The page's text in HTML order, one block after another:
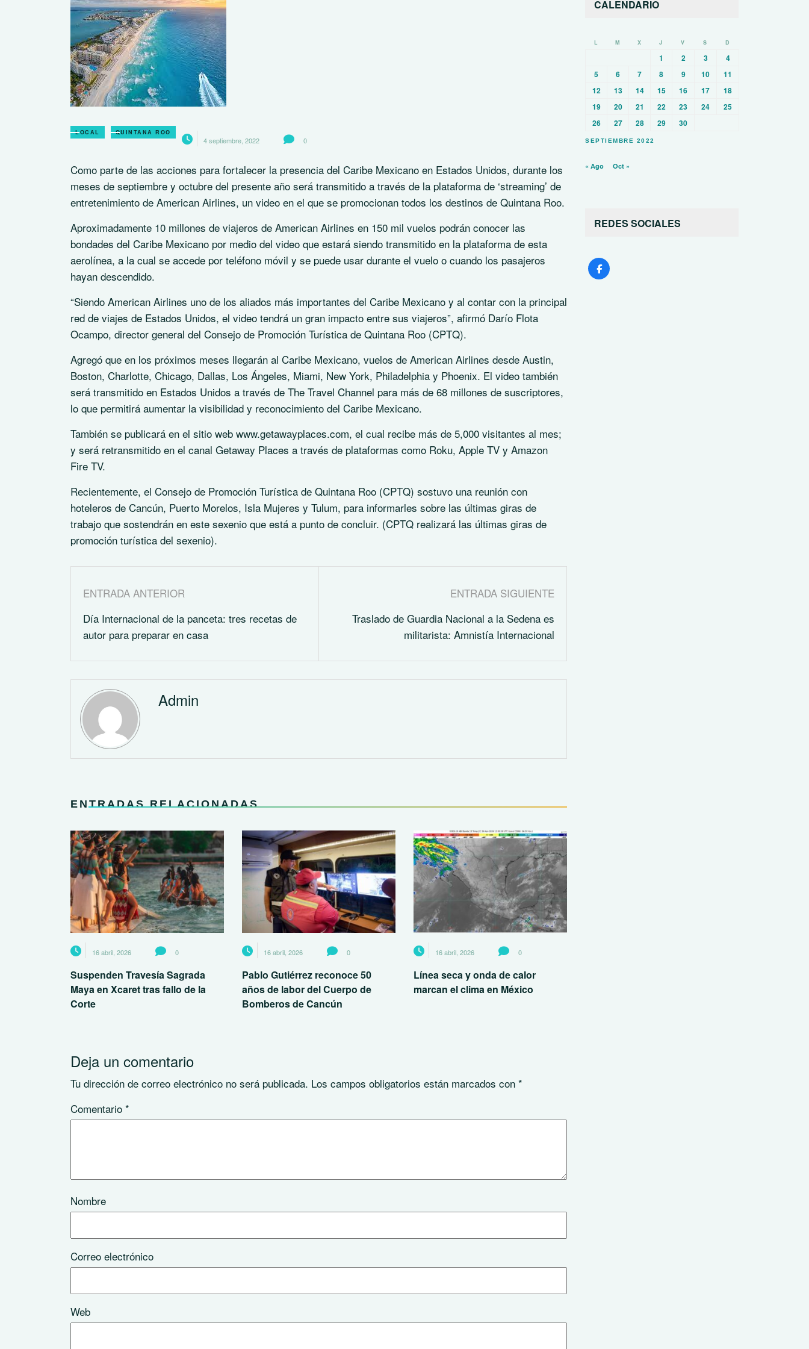
LOCAL QUINTANA ROO
4 septiembre, 2022 0
Como parte de las acciones para fortalecer la presencia del Caribe Mexicano en Estados Unidos, durante los
meses de septiembre y octubre del presente año será transmitido a través de la plataforma de ‘streaming’ de
entretenimiento de American Airlines, un video en el que se promocionan todos los destinos de Quintana Roo.
Aproximadamente 10 millones de viajeros de American Airlines en 150 mil vuelos podrán conocer las
bondades del Caribe Mexicano por medio del video que estará siendo transmitido en la plataforma de esta
aerolínea, a la cual se accede por teléfono móvil y se puede usar durante el vuelo o cuando los pasajeros
hayan descendido.
“Siendo American Airlines uno de los aliados más importantes del Caribe Mexicano y al contar con la principal
red de viajes de Estados Unidos, el video tendrá un gran impacto entre sus viajeros”, afirmó Darío Flota
Ocampo, director general del Consejo de Promoción Turística de Quintana Roo (CPTQ).
Agregó que en los próximos meses llegarán al Caribe Mexicano, vuelos de American Airlines desde Austin,
Boston, Charlotte, Chicago, Dallas, Los Ángeles, Miami, New York, Philadelphia y Phoenix. El video también
será transmitido en Estados Unidos a través de The Travel Channel para más de 68 millones de suscriptores,
lo que permitirá aumentar la visibilidad y reconocimiento del Caribe Mexicano.
También se publicará en el sitio web www.getawayplaces.com, el cual recibe más de 5,000 visitantes al mes;
y será retransmitido en el canal Getaway Places a través de plataformas como Roku, Apple TV y Amazon
Fire TV.
Recientemente, el Consejo de Promoción Turística de Quintana Roo (CPTQ) sostuvo una reunión con
hoteleros de Cancún, Puerto Morelos, Isla Mujeres y Tulum, para informarles sobre las últimas giras de
trabajo que sostendrán en este sexenio que está a punto de concluir. (CPTQ realizará las últimas giras de
promoción turística del sexenio).
ENTRADA ANTERIOR
Día Internacional de la panceta: tres recetas de
autor para preparar en casa
ENTRADA SIGUIENTE
Traslado de Guardia Nacional a la Sedena es
militarista: Amnistía Internacional
Admin
ENTRADAS RELACIONADAS
16 abril, 2026 0
Suspenden Travesía Sagrada
Maya en Xcaret tras fallo de la
Corte
16 abril, 2026 0
Pablo Gutiérrez reconoce 50
años de labor del Cuerpo de
Bomberos de Cancún
16 abril, 2026 0
Línea seca y onda de calor
marcan el clima en México
Deja un comentario
Tu dirección de correo electrónico no será publicada. Los campos obligatorios están marcados con *
Comentario *
Nombre
Correo electrónico
Web
CALENDARIO
SEPTIEMBRE 2022
L M X J V S D
1 2 3
4
5
6 7 8 9 10
11
12
13 14 15 16 17
18
19
20 21 22 23 24
25
26
27 28 29 30
« Ago Oct »
REDES SOCIALES